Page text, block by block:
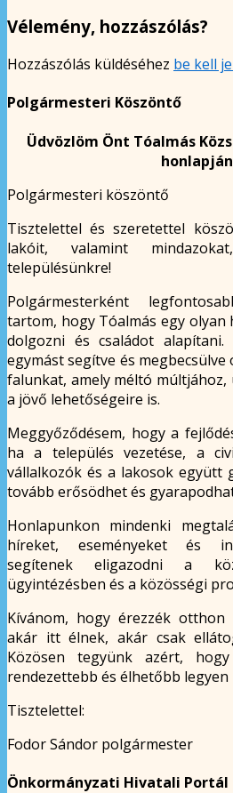
Vélemény, hozzászólás?
Hozzászólás küldéséhez be kell
Polgármesteri Köszöntő
Üdvözlöm Önt Tóalmás
Polgármesteri köszöntő
Tisztelettel és szeretettel
lakóit, valamint
településünkre!
Polgármesterként
tartom, hogy Tóalmás egy olyan
dolgozni és családot alapítani.
egymást segítve és
falunkat, amely méltó
a jövő lehetőségeire is.
Meggyőződésem, hogy a
ha a település vezetése, a
vállalkozók és a lakosok együtt
tovább erősödhet és
Honlapunkon mindenki
híreket, eseményeket és
segítenek eligazodni a
ügyintézésben és a közösségi
Kívánom, hogy érezzék otthon
akár itt élnek, akár csak
Közösen tegyünk azért,
rendezettebb és élhetőbb
Tisztelettel:
Fodor Sándor polgármester
Önkormányzati Hivatali Portál